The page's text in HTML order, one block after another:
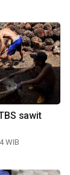
sawit
WIB